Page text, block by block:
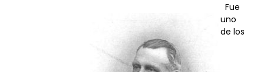
Fue
uno
de los